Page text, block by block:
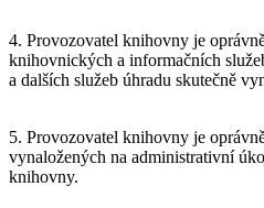
4. Provozovatel knihovny je
knihovnických a informačních
a dalších služeb úhradu skutečně
5. Provozovatel knihovny je
vynaložených na administrativní
knihovny.